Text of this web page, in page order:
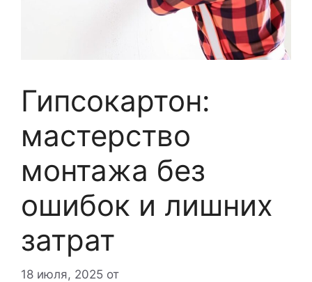
Гипсокартон:
мастерство
монтажа без
ошибок и лишних
затрат
18 июля, 2025 от